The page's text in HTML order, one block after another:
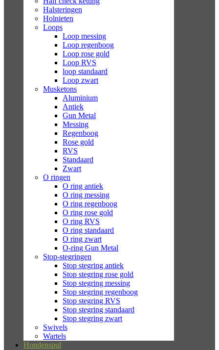
Halsteringen
Holnieten
Loops
Loop messing
Loop regenboog
Loop rose gold
Loop RVS
loop standaard
Loop zwart
Musketons
Aluminium
Antiek
Gun Metal
Messing
Regenboog
Rose gold
RVS
Standaard
Zwart
O ringen
O ring antiek
O ring messing
O ring regenboog
O ring rose gold
O ring RVS
O ring standaard
O ring zwart
O-ring Gun Metal
Stop-stegringen
Stop stegring antiek
Stop stegring rose gold
Stop stegring messing
Stop stegring regenboog
Stop stegring RVS
Stop stegring standaard
Stop stegring zwart
Swivels
Wartels
Hondenspul